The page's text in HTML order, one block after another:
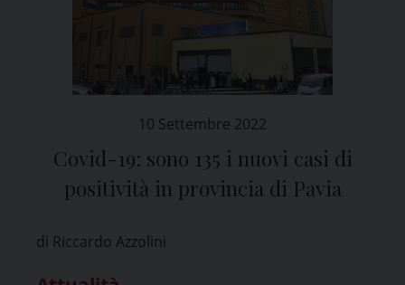
10 Settembre 2022
Covid-19: sono 135 i nuovi casi di
positività in provincia di Pavia
di Riccardo Azzolini